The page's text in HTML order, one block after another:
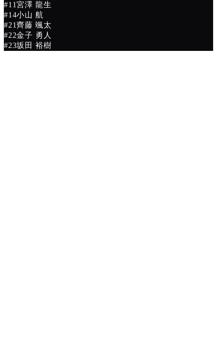
#11宮澤 龍生
#14小山 航
#21齊藤 颯太
#22金子 勇人
#23坂田 裕樹